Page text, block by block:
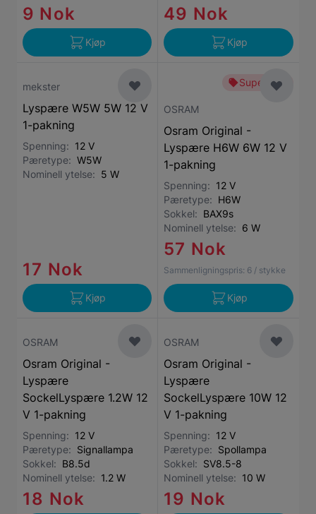
9 Nok
Kjøp
49 Nok
Kjøp
mekster
Lyspære W5W 5W 12 V
1-pakning
Spenning: 12 V
Pæretype: W5W
Nominell ytelse: 5 W
17 Nok
Kjøp
Superbillig
OSRAM
Osram Original -
Lyspære H6W 6W 12 V
1-pakning
Spenning: 12 V
Pæretype: H6W
Sokkel: BAX9s
Nominell ytelse: 6 W
57 Nok
Sammenligningspris: 6 / stykke
Kjøp
OSRAM
Osram Original -
Lyspære
SockelLyspære 1.2W 12
V 1-pakning
Spenning: 12 V
Pæretype: Signallampa
Sokkel: B8.5d
Nominell ytelse: 1.2 W
18 Nok
OSRAM
Osram Original -
Lyspære
SockelLyspære 10W 12
V 1-pakning
Spenning: 12 V
Pæretype: Spollampa
Sokkel: SV8.5-8
Nominell ytelse: 10 W
19 Nok